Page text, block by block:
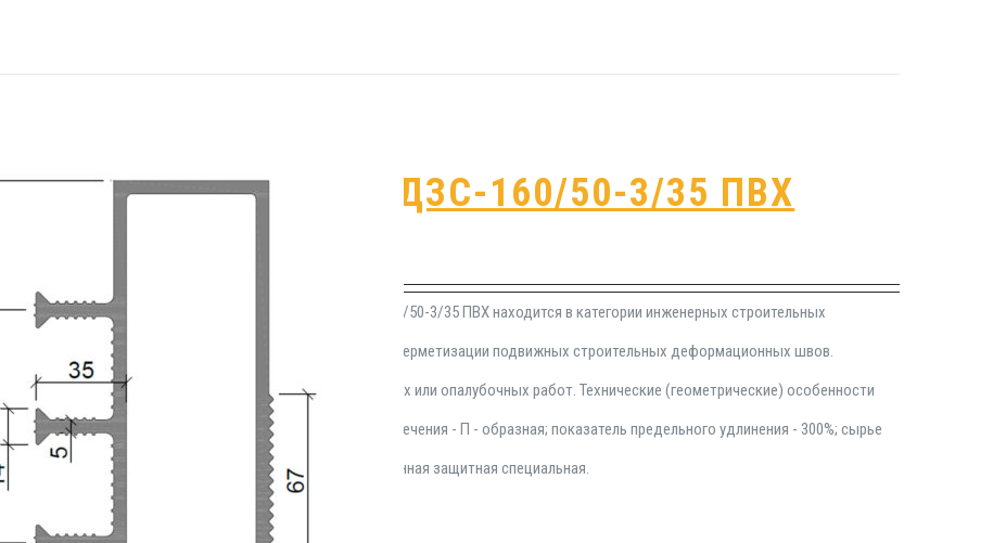
Гидрошпонка ДЗС-160/50-3/35 ПВХ
Герметизационная прокладка ДЗС-160/50-3/35 ПВХ находится в категории инженерных строительных
материалов , применяющихся в сфере герметизации подвижных строительных деформационных швов.
Инсталлируется в процессе монолитных или опалубочных работ. Технические (геометрические) особенности
шпонки ДЗС-160/50-3/35 ПВХ: форма сечения - П - образная; показатель предельного удлинения - 300%; сырье
изготовления - ПВХ; тип - деформационная защитная специальная.